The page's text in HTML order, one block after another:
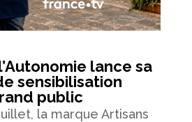
lance sa
sensibilisation
public
la marque Artisans